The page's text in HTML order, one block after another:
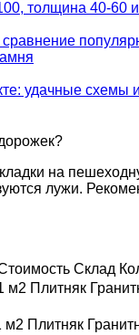
удачные схемы
на
лужи.
Склад
Плитняк
Плитняк